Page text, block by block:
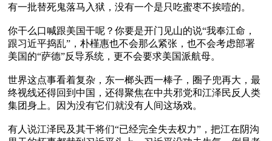
有一批替死鬼落马入狱，没有一个是只吃蜜枣不挨噎的。
你干么口喊跟美国干呢？你要是开门见山的说“我奉江命，
跟习近平捣乱”，朴槿惠也不会那么紧张，也不会考虑部署
美国的“萨德”反导系统，更不会要求美国派航母。
世界这点事看着复杂，东一榔头西一棒子，圈子兜再大，最
终视线还得回到中国，还得聚焦在中共邪党和江泽民反人类
集团身上。因为没有它们就没有人间这场戏。
有人说江泽民及其干将们“已经完全失去权力”，把江在阴沟